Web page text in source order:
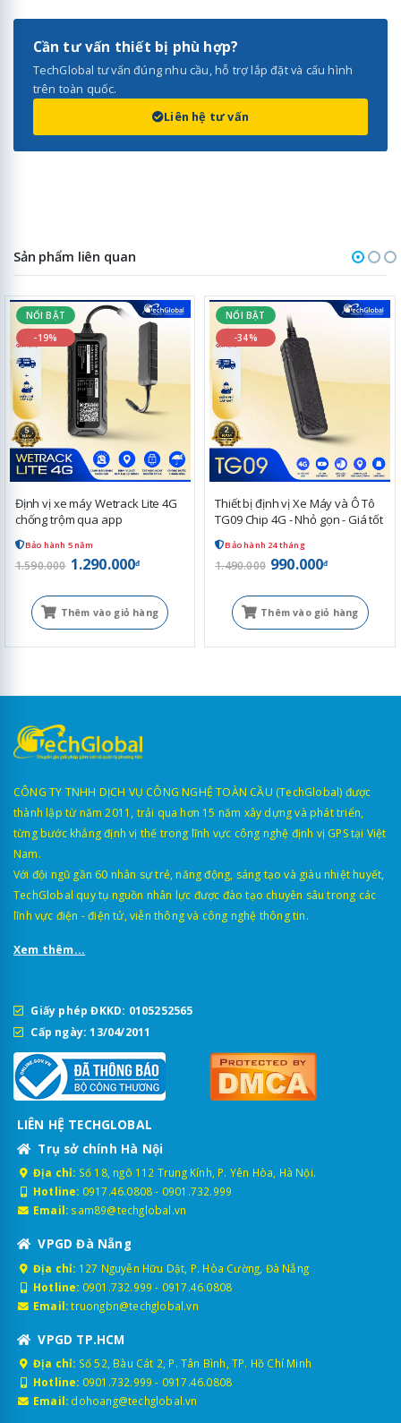
Cần tư vấn thiết bị phù hợp?
TechGlobal tư vấn đúng nhu cầu, hỗ trợ lắp đặt và cấu hình
trên toàn quốc.
Liên hệ tư vấn
Sản phẩm liên quan
NỔI BẬT
-19%
Định vị xe máy Wetrack Lite 4G
chống trộm qua app
Bảo hành 5 năm
1.590.000 1.290.000đ
Thêm vào giỏ hàng
NỔI BẬT
-34%
Thiết bị định vị Xe Máy và Ô Tô
TG09 Chip 4G - Nhỏ gọn - Giá tốt
Bảo hành 24 tháng
1.490.000 990.000đ
Thêm vào giỏ hàng
CÔNG TY TNHH DỊCH VỤ CÔNG NGHỆ TOÀN CẦU (TechGlobal) được
thành lập từ năm 2011, trải qua hơn 15 năm xây dựng và phát triển,
từng bước khẳng định vị thế trong lĩnh vực công nghệ định vị GPS tại Việt
Nam.
Với đội ngũ gần 60 nhân sự trẻ, năng động, sáng tạo và giàu nhiệt huyết,
TechGlobal quy tụ nguồn nhân lực được đào tạo chuyên sâu trong các
lĩnh vực điện - điện tử, viễn thông và công nghệ thông tin.
Xem thêm...
Giấy phép ĐKKD: 0105252565
Cấp ngày: 13/04/2011
LIÊN HỆ TECHGLOBAL
Trụ sở chính Hà Nội
Địa chỉ: Số 18, ngõ 112 Trung Kính, P. Yên Hòa, Hà Nội.
Hotline: 0917.46.0808- 0901.732.999
Email: sam89@techglobal.vn
VPGD Đà Nẵng
Địa chỉ: 127 Nguyễn Hữu Dật, P. Hòa Cường, Đà Nẵng
Hotline: 0901.732.999 - 0917.46.0808
Email: truongbn@techglobal.vn
VPGD TP.HCM
Địa chỉ: Số 52, Bàu Cát 2, P. Tân Bình, TP. Hồ Chí Minh
Hotline: 0901.732.999 - 0917.46.0808
Email: dohoang@techglobal.vn